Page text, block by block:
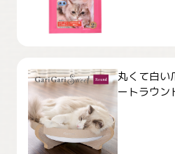
丸くて白い
ートラウン